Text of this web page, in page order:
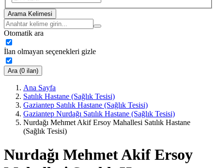
Arama Kelimesi
Otomatik ara
İlan olmayan seçenekleri gizle
Ara (0 ilan)
Ana Sayfa
Satılık Hastane (Sağlık Tesisi)
Gaziantep Satılık Hastane (Sağlık Tesisi)
Gaziantep Nurdağı Satılık Hastane (Sağlık Tesisi)
Nurdağı Mehmet Akif Ersoy Mahallesi Satılık Hastane
(Sağlık Tesisi)
Nurdağı Mehmet Akif Ersoy